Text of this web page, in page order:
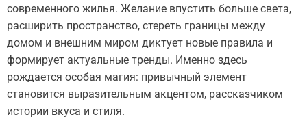
современного жилья. Желание впустить больше света,
расширить пространство, стереть границы между
домом и внешним миром диктует новые правила и
формирует актуальные тренды. Именно здесь
рождается особая магия: привычный элемент
становится выразительным акцентом, рассказчиком
истории вкуса и стиля.